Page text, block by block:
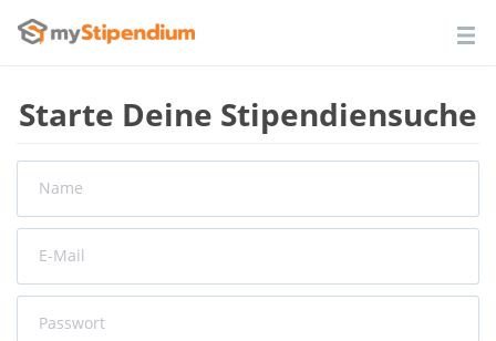
Starte Deine Stipendiensuche
Name
E-Mail
Passwort